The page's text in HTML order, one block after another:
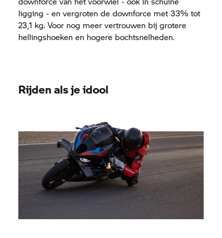
ligging - en vergroten de downforce met 33% tot
23,1 kg. Voor nog meer vertrouwen bij grotere
hellingshoeken en hogere bochtsnelheden.
Rijden als je idool